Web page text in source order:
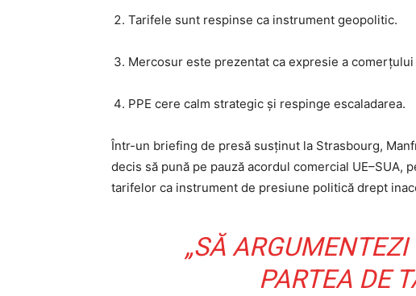
Tarifele sunt respinse ca instrument geopolitic.
Mercosur este prezentat ca expresie a
PPE cere calm strategic și respinge escaladarea.
Într-un briefing de presă susținut la Strasbourg,
decis să pună pe pauză acordul comercial
tarifelor ca instrument de presiune politică drept
„SĂ
PARTEA DE